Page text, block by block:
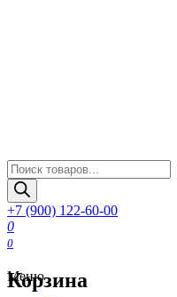
Поиск
товаров
+7 (900) 122-60-00
0
0
Корзина
Меню